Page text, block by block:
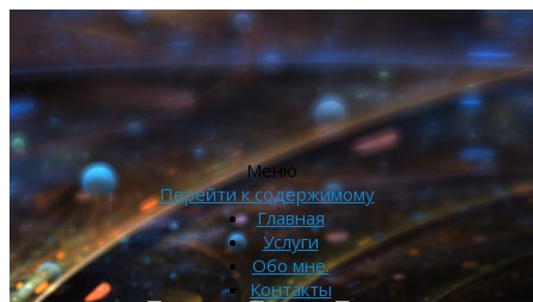
Меню
Перейти к содержимому
Главная
Услуги
Обо мне.
Контакты